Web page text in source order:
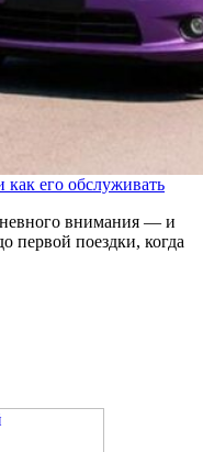
как его обслуживать
внимания — и
первой поездки, когда